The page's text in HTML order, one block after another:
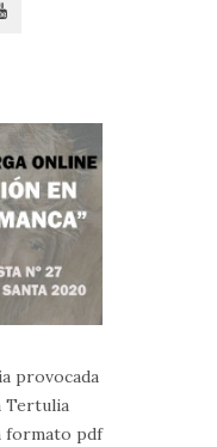
provocada
Tertulia
formato pdf